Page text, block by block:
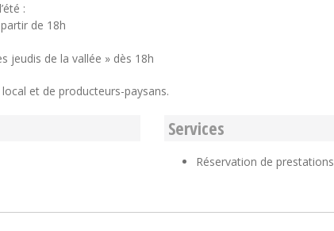
:
de 18h
jeudis de la vallée » dès 18h
et de producteurs-paysans.
Services
Réservation de prestations